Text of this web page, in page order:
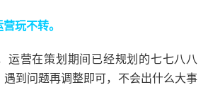
玩不转。
运营在策划期间已经规划的七七八八
到问题再调整即可，不会出什么大事